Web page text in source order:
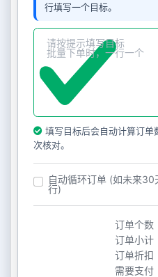
行填写一个目标。
填写目标后会自动计算订单
次核对。
自动循环订单 (如未来
行)
订单个数
订单小计
订单折扣
需要支付